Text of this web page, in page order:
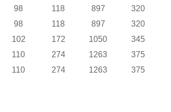
98 118 897 320
98 118 897 320
102 172 1050 345
110 274 1263 375
110 274 1263 375